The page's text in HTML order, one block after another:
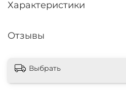
Характеристики
Отзывы
Выбрать